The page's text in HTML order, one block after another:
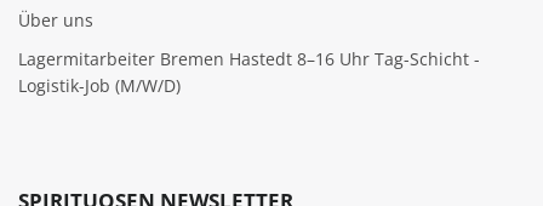
Über uns
Lagermitarbeiter Bremen Hastedt 8–16 Uhr Tag-Schicht -
Logistik-Job (M/W/D)